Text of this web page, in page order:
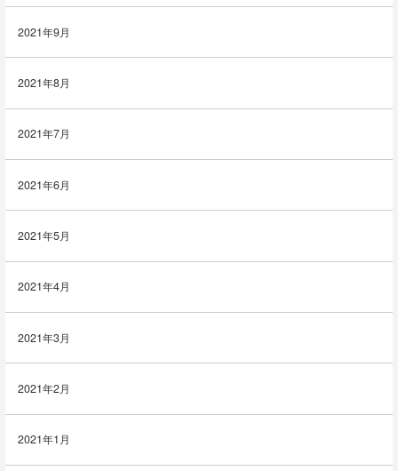
2021年9月
2021年8月
2021年7月
2021年6月
2021年5月
2021年4月
2021年3月
2021年2月
2021年1月